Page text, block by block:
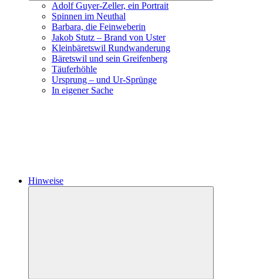
Adolf Guyer-Zeller, ein Portrait
Spinnen im Neuthal
Barbara, die Feinweberin
Jakob Stutz – Brand von Uster
Kleinbäretswil Rundwanderung
Bäretswil und sein Greifenberg
Täuferhöhle
Ursprung – und Ur-Sprünge
In eigener Sache
Hinweise